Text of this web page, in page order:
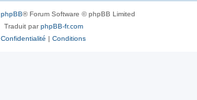
phpBB® Forum Software © phpBB Limited
Traduit parphpBB-fr.com
Confidentialité | Conditions